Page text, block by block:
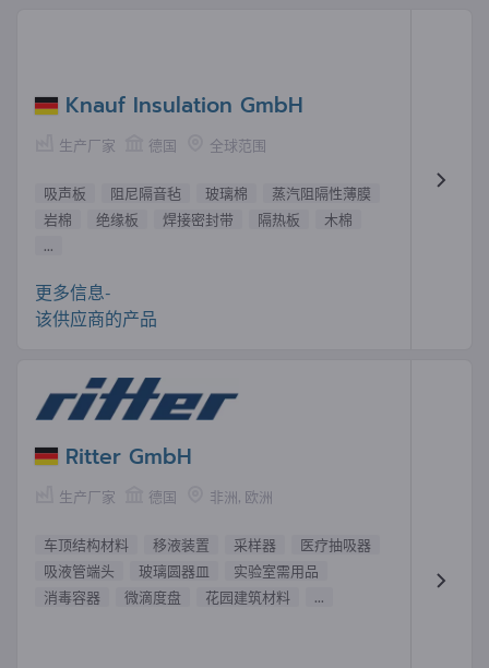
Knauf Insulation GmbH
生产厂家 德国 全球范围
吸声板 阻尼隔音毡 玻璃棉
蒸汽阻隔性薄膜
岩棉
绝缘板 焊接密封带 隔热板
木棉
...
更多信息-
该供应商的产品
Ritter GmbH
生产厂家 德国 非洲, 欧洲
车顶结构材料 移液装置 采样器
医疗抽吸器
吸液管端头
玻璃圆器皿
实验室需用品
消毒容器
微滴度盘 花园建筑材料 ...